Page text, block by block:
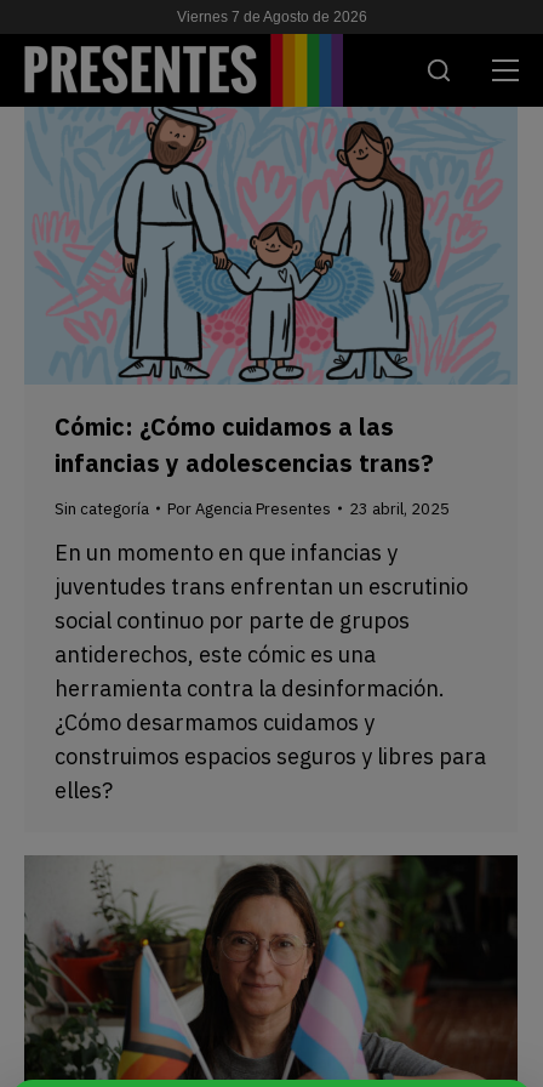
Viernes 7 de Agosto de 2026
ACTUALIDAD
INVESTIGACIONES
VIH & SIDA
ESCUELA
NOSOTRES
APOYANOS
EN
Cómic: ¿Cómo cuidamos a las
infancias y adolescencias trans?
Sin categoría PorAgencia Presentes 23 abril, 2025
En un momento en que infancias y
juventudes trans enfrentan un escrutinio
social continuo por parte de grupos
antiderechos, este cómic es una
herramienta contra la desinformación.
¿Cómo desarmamos cuidamos y
construimos espacios seguros y libres para
elles?